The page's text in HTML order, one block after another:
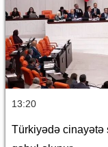
13:20
Türkiyədə cinayətə